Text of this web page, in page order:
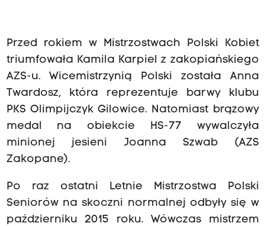
Przed rokiem w Mistrzostwach Polski Kobiet
triumfowała Kamila Karpiel z zakopiańskiego
AZS-u. Wicemistrzynią Polski została Anna
Twardosz, która reprezentuje barwy klubu
PKS Olimpijczyk Gilowice. Natomiast brązowy
medal na obiekcie HS-77 wywalczyła
minionej jesieni Joanna Szwab (AZS
Zakopane).
Po raz ostatni Letnie Mistrzostwa Polski
Seniorów na skoczni normalnej odbyły się w
październiku 2015 roku. Wówczas mistrzem